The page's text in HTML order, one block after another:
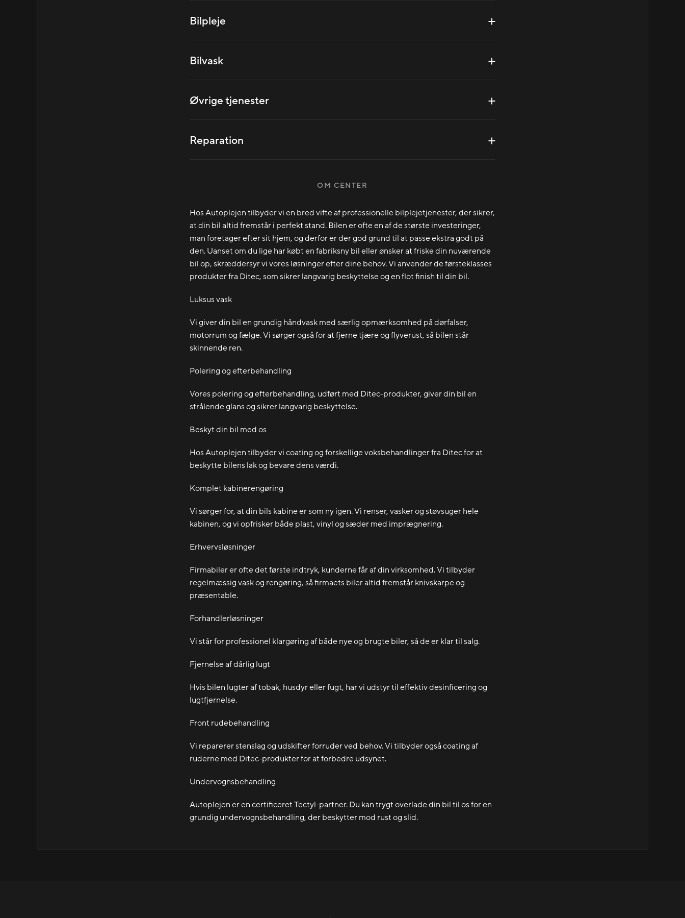
Bilpleje
Bilvask
Øvrige tjenester
Reparation
OM CENTER
Hos Autoplejen tilbyder vi en bred vifte af professionelle bilplejetjenester, der sikrer,
at din bil altid fremstår i perfekt stand. Bilen er ofte en af de største investeringer,
man foretager efter sit hjem, og derfor er der god grund til at passe ekstra godt på
den. Uanset om du lige har købt en fabriksny bil eller ønsker at friske din nuværende
bil op, skræddersyr vi vores løsninger efter dine behov. Vi anvender de førsteklasses
produkter fra Ditec, som sikrer langvarig beskyttelse og en flot finish til din bil.
Luksus vask
Vi giver din bil en grundig håndvask med særlig opmærksomhed på dørfalser,
motorrum og fælge. Vi sørger også for at fjerne tjære og flyverust, så bilen står
skinnende ren.
Polering og efterbehandling
Vores polering og efterbehandling, udført med Ditec-produkter, giver din bil en
strålende glans og sikrer langvarig beskyttelse.
Beskyt din bil med os
Hos Autoplejen tilbyder vi coating og forskellige voksbehandlinger fra Ditec for at
beskytte bilens lak og bevare dens værdi.
Komplet kabinerengøring
Vi sørger for, at din bils kabine er som ny igen. Vi renser, vasker og støvsuger hele
kabinen, og vi opfrisker både plast, vinyl og sæder med imprægnering.
Erhvervsløsninger
Firmabiler er ofte det første indtryk, kunderne får af din virksomhed. Vi tilbyder
regelmæssig vask og rengøring, så firmaets biler altid fremstår knivskarpe og
præsentable.
Forhandlerløsninger
Vi står for professionel klargøring af både nye og brugte biler, så de er klar til salg.
Fjernelse af dårlig lugt
Hvis bilen lugter af tobak, husdyr eller fugt, har vi udstyr til effektiv desinficering og
lugtfjernelse.
Front rudebehandling
Vi reparerer stenslag og udskifter forruder ved behov. Vi tilbyder også coating af
ruderne med Ditec-produkter for at forbedre udsynet.
Undervognsbehandling
Autoplejen er en certificeret Tectyl-partner. Du kan trygt overlade din bil til os for en
grundig undervognsbehandling, der beskytter mod rust og slid.